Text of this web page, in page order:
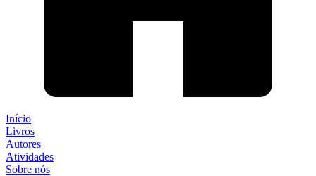
Início
Livros
Autores
Atividades
Sobre nós